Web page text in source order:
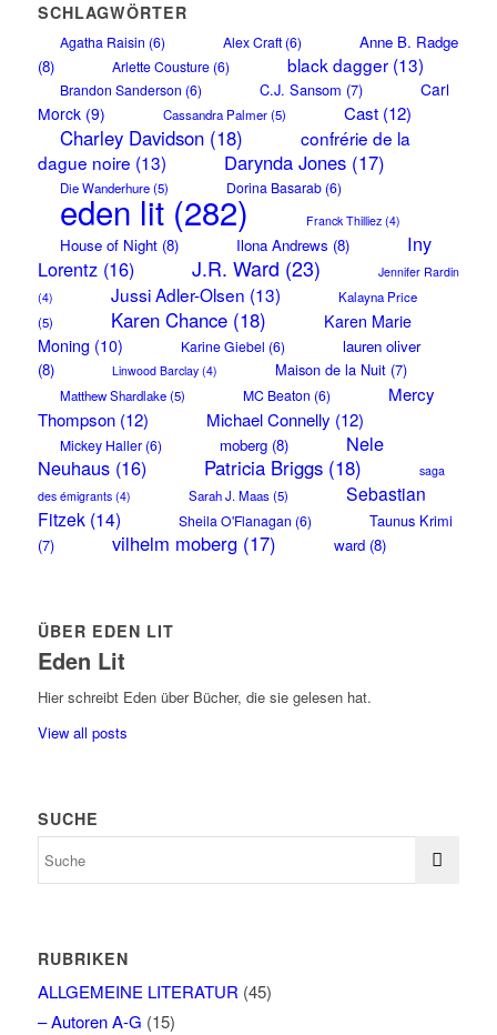
SCHLAGWÖRTER
Agatha Raisin (6) Alex Craft(6)
Anne B. Radge
(8)
Arlette Cousture(6) black dagger(13)
Brandon Sanderson (6) C.J. Sansom (7)
Carl
Morck(9) Cassandra Palmer(5) Cast(12)
Charley Davidson(18)
confrérie de la
dague noire (13) Darynda Jones(17)
Die Wanderhure(5) Dorina Basarab(6)
eden lit(282) Franck Thilliez(4)
House of Night(8) Ilona Andrews (8)
Iny
Lorentz(16) J.R. Ward (23)
Jennifer Rardin
(4)
Jussi Adler-Olsen (13)
Kalayna Price
(5)
Karen Chance(18)
Karen Marie
Moning (10) Karine Giebel (6)
lauren oliver
(8)
Linwood Barclay(4) Maison de la Nuit(7)
Matthew Shardlake(5) MC Beaton (6)
Mercy
Thompson(12) Michael Connelly (12)
Mickey Haller(6) moberg(8)
Nele
Neuhaus(16) Patricia Briggs(18)
saga
des émigrants(4) Sarah J. Maas(5)
Sebastian
Fitzek(14) Sheila O'Flanagan (6)
Taunus Krimi
(7)
vilhelm moberg(17) ward(8)
ÜBER EDEN LIT
Eden Lit
Hier schreibt Eden über Bücher, die sie gelesen hat.
View all posts
SUCHE
RUBRIKEN
ALLGEMEINE LITERATUR (45)
– Autoren A-G (15)